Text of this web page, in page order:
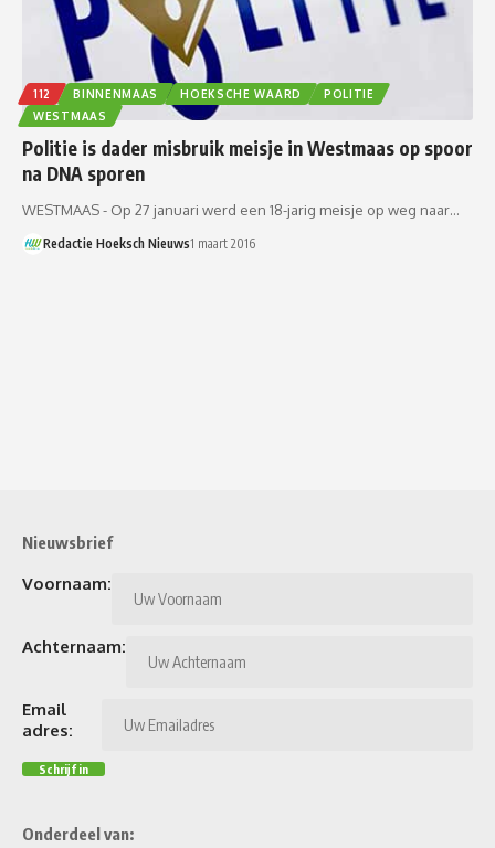
112 BINNENMAAS HOEKSCHE WAARD
POLITIE
WESTMAAS
Politie is dader misbruik meisje in Westmaas op spoor
na DNA sporen
WESTMAAS - Op 27 januari werd een 18-jarig meisje op weg naar…
Redactie Hoeksch Nieuws1 maart 2016
Nieuwsbrief
Voornaam:
Achternaam:
Email
adres:
Onderdeel van: